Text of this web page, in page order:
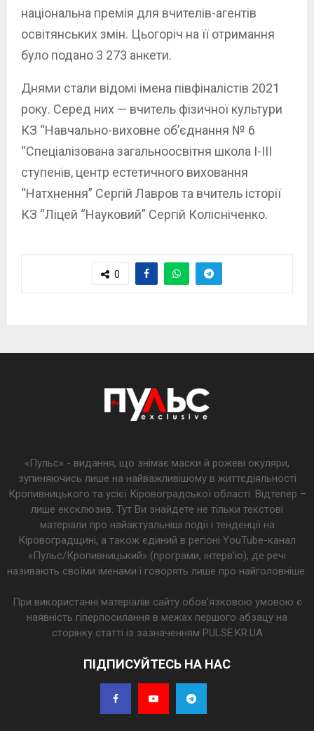
національна премія для вчителів-агентів
освітянських змін. Цьогоріч на її отримання
було подано 3 273 анкети.
Днями стали відомі імена півфіналістів 2021
року. Серед них — вчитель фізичної культури
КЗ “Навчально-виховне об’єднання № 6
“Спеціалізована загальноосвітня школа I-III
ступенів, центр естетичного виховання
“Натхнення” Сергій Лавров та вчитель історії
КЗ “Ліцей “Науковий” Сергій Колісніченко.
0
«Пульс» - видання, що знімає маски й рожеві окуляри,
зупиняючись лише на найважливішому в життєдіяльності
Кропивницького та усієї Кіровоградської області. Відтепер –
лише ексклюзив. Тут Ви знайдете не тільки текстові
матеріали про найактуальніші події і тенденції на
Кіровоградщині, а також єдиний в регіоні YouTube-канал
«Пульс/Кропивницький» (програми, інтерв’ю), де речі
називають своїми іменами і говорять лише про найголовніше.
При використанні матеріалів сайту обов'язковою умовою є
наявність гіперпосилання в межах першого абзацу на
сторінку статті із зазначенням PULSE.KR.UA
ПІДПИСУЙТЕСЬ НА НАС